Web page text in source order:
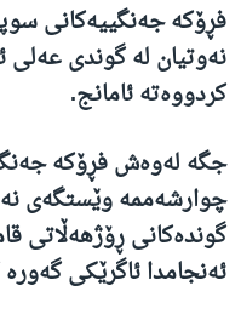
نەوتیان لە گوندی
کردووەتە ئامانج.
جگە لەوەش فڕۆکە
چوارشەممە وێستگەی
گوندەکانی ڕۆژهەڵاتی
ئەنجامدا ئاگرێکی